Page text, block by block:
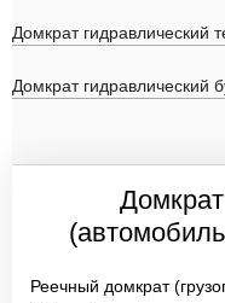
Домкрат гидравлический
Домкрат гидравлический
Реечный домкрат